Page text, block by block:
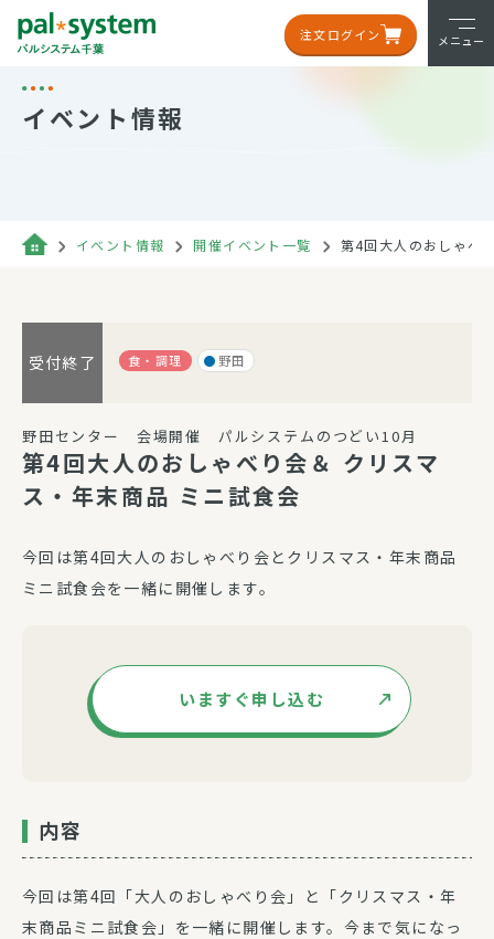
注文ログイン メニュー
イベント情報
イベント情報 開催イベント一覧 第4回大人のおしゃべ
受付終了 食・調理 野田
野田センター 会場開催 パルシステムのつどい10月
第4回大人のおしゃべり会＆ クリスマ
ス・年末商品 ミニ試食会
今回は第4回大人のおしゃべり会とクリスマス・年末商品
ミニ試食会を一緒に開催します。
いますぐ申し込む
内容
今回は第4回「大人のおしゃべり会」と「クリスマス・年
末商品ミニ試食会」を一緒に開催します。今まで気になっ